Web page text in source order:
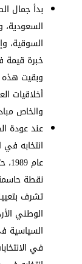
بدأ جمال
السعودية،
السوقية،
خبرة قيمة
وبقيت هذه
أخلاقيات
والخاص
عند عودة
انتخابه في
نقطة
تشرف
الوطني
السياسية